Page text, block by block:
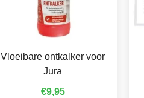
Vloeibare ontkalker voor
Jura
€9,95